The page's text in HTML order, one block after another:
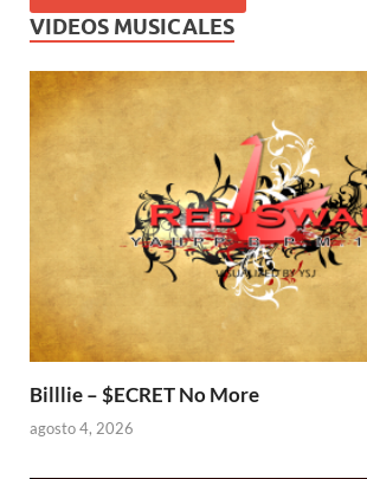
VIDEOS MUSICALES
Billlie – $ECRET No More
agosto 4, 2026